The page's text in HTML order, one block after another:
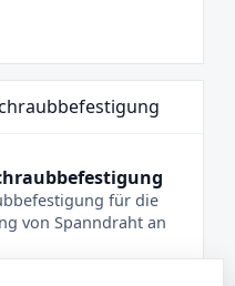
für die
von Spanndraht an